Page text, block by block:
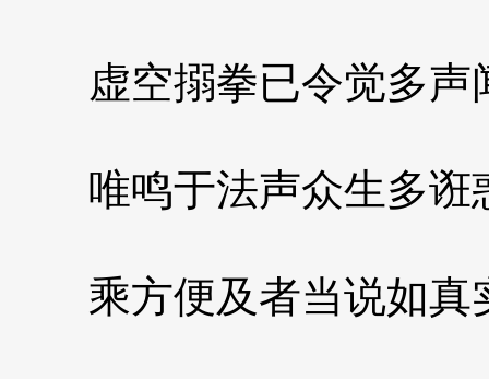
虚空搦拳已令觉多声
唯鸣于法声众生多诳
乘方便及者当说如真